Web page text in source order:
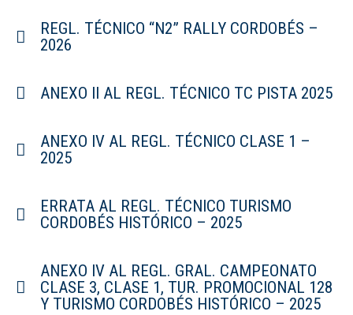
REGL. TÉCNICO “N2” RALLY CORDOBÉS –
2026
ANEXO II AL REGL. TÉCNICO TC PISTA 2025
ANEXO IV AL REGL. TÉCNICO CLASE 1 –
2025
ERRATA AL REGL. TÉCNICO TURISMO
CORDOBÉS HISTÓRICO – 2025
ANEXO IV AL REGL. GRAL. CAMPEONATO
CLASE 3, CLASE 1, TUR. PROMOCIONAL 128
Y TURISMO CORDOBÉS HISTÓRICO – 2025